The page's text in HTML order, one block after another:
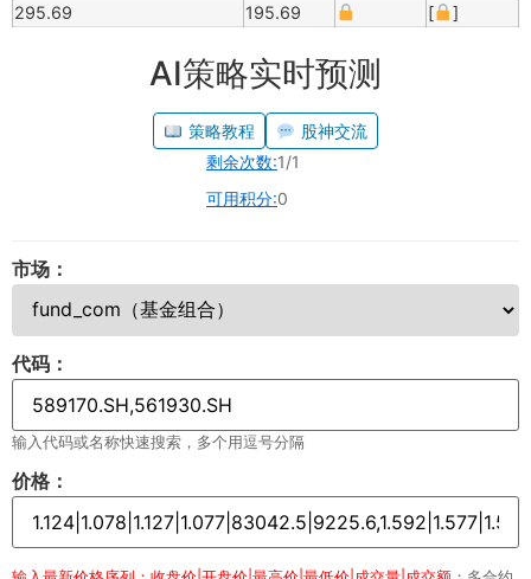
295.69
195.69 [ ]
AI策略实时预测
策略教程
股神交流
剩余次数:1/1
可用积分:0
市场：
代码：
输入代码或名称快速搜索，多个用逗号分隔
价格：